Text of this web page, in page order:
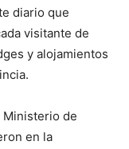
diario que
visitante de
y alojamientos
de
en la